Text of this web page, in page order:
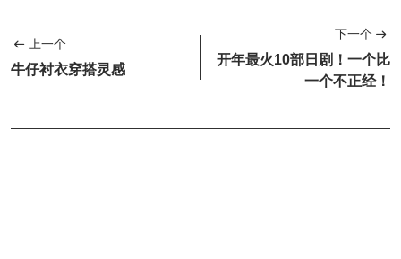
上一个
牛仔衬衣穿搭灵感
下一个
开年最火10部日剧！一个比
一个不正经！